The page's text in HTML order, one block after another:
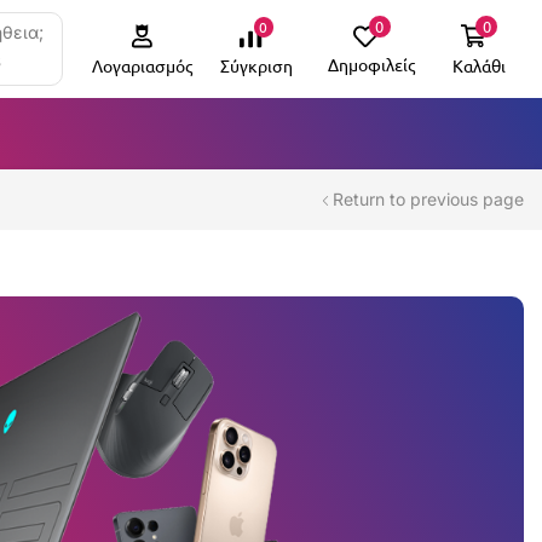
Λογαριασμός
0
Σύγκριση
0
Δημοφιλείς
0
Καλάθι
Return to previous page